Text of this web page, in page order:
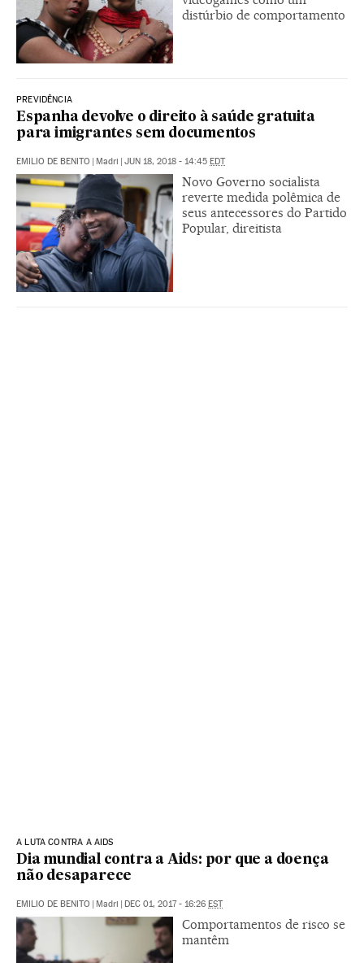
distúrbio de comportamento
PREVIDÊNCIA
Espanha devolve o direito à saúde gratuita
para imigrantes sem documentos
EMILIO DE BENITO | Madri | JUN 18, 2018 - 14:45 EDT
Novo Governo socialista
reverte medida polêmica de
seus antecessores do Partido
Popular, direitista
A LUTA CONTRA A AIDS
Dia mundial contra a Aids: por que a doença
não desaparece
EMILIO DE BENITO | Madri | DEC 01, 2017 - 16:26 EST
Comportamentos de risco se
mantêm